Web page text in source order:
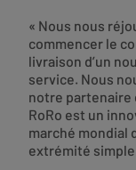
« Nous nous
commencer le
livraison d’un
service. Nous
notre partenaire
RoRo est un
marché mondial
extrémité